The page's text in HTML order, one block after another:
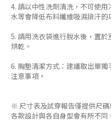
4. 請以中性洗劑清洗，不可使
水等會降低布料纖維吸濕排汗的
5. 請用洗衣袋進行脫水後，置
烘乾。
6. 胸墊清潔方式：建議取出單
注意事項。
※ 尺寸表及試穿報告僅提供尺
各款設計與各自身型會有所不同